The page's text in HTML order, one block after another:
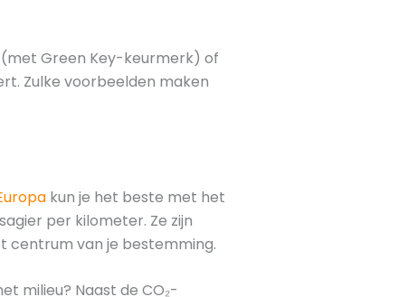
(met Green Key-keurmerk) of
Zulke voorbeelden maken
kun je het beste met het
per kilometer. Ze zijn
centrum van je bestemming.
milieu? Naast de CO₂-